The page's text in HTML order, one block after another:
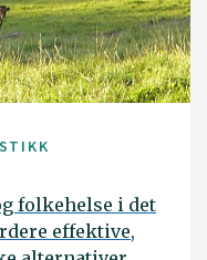
folkehelse i det
effektive,